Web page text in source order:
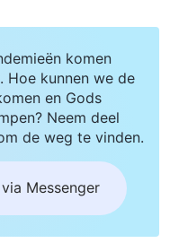
komen
Hoe kunnen we de
en Gods
Neem deel
de weg te vinden.
Messenger